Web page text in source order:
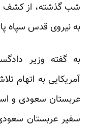
شب گذشته، از کشف و
به نیروی قدس سپاه
به گفته وزیر
آمریکایی به اتهام
عربستان سعودی و
سفیر عربستان